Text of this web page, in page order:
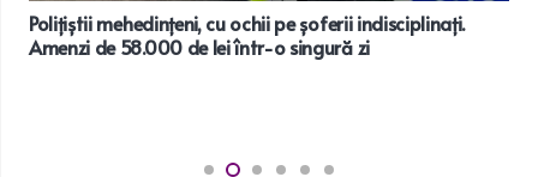
Polițiștii mehedințeni, cu ochii pe șoferii indisciplinați.
Amenzi de 58.000 de lei într-o singură zi